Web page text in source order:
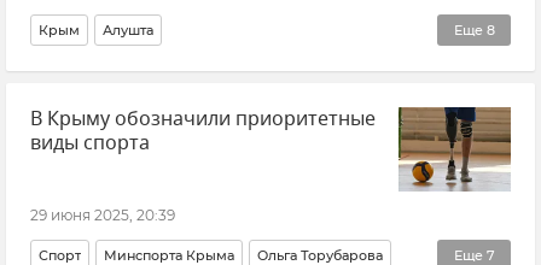
Еще 8
Крым Алушта
Пожар на горе Кастель под Алуштой Происшествия
ГУ МЧС РФ по Республике Крым Новости Крыма
В Крыму обозначили приоритетные
виды спорта
29 июня 2025, 20:39
Еще 7
Спорт Минспорта Крыма Ольга Торубарова